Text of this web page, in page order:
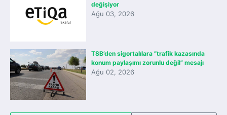
değişiyor
Ağu 03, 2026
TSB’den sigortalılara “trafik kazasında
konum paylaşımı zorunlu değil” mesajı
Ağu 02, 2026